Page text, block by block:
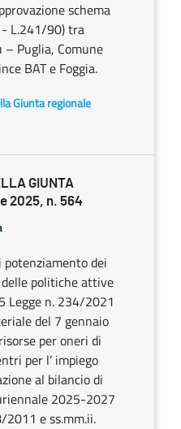
schema
- L.241/90) tra
– Puglia, Comune
BAT e Foggia.
Giunta regionale
GIUNTA
2025, n. 564
dei
politiche attive
Legge n. 234/2021
del 7 gennaio
per oneri di
per l’ impiego
al bilancio di
2025-2027
2011 e ss.mm.ii.